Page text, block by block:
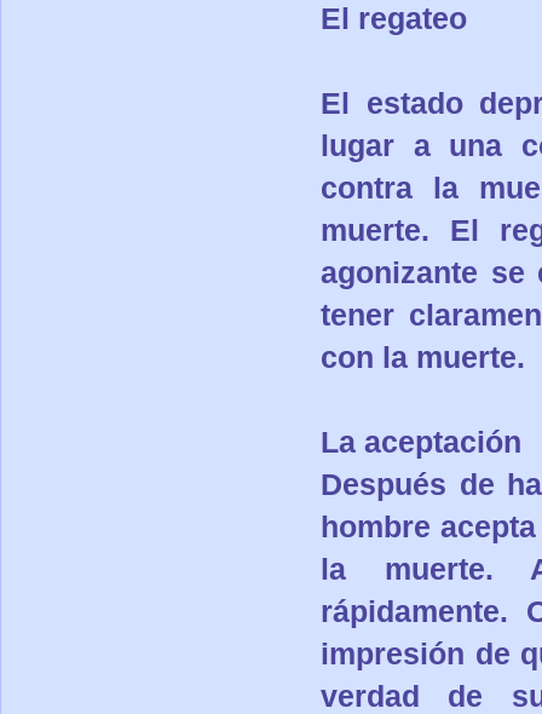
El regateo
El estado
lugar a una
contra la
muerte. El
agonizante se
tener
con la muerte.
La aceptación
Después de
hombre
la muerte.
rápidamente.
impresión de
verdad de